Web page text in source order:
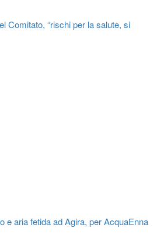
Comitato, “rischi per la salute, si
e aria fetida ad Agira, per AcquaEnna